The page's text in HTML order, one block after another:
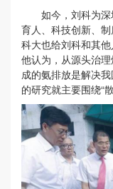
如今，刘科为
育人、科技创新、
科大也给刘科和其他
他认为，从源头治
成的氨排放是解决
的研究就主要围绕“